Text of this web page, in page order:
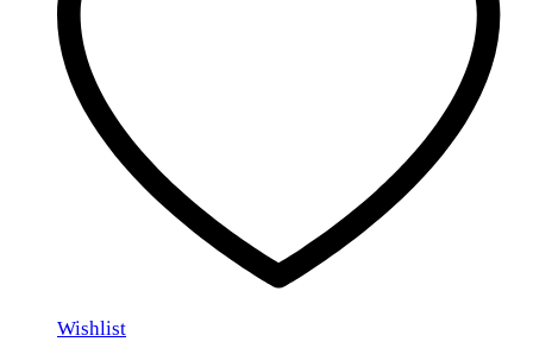
Wishlist